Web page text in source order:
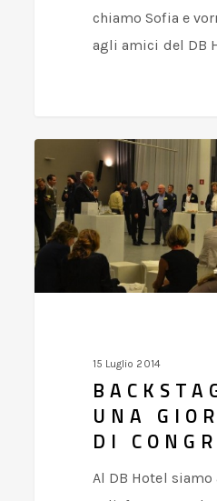
chiamo Sofia e
agli amici del DB
Backstage
di
una
giornata
di
15 Luglio 2014
UNA
DI
Al DB Hotel